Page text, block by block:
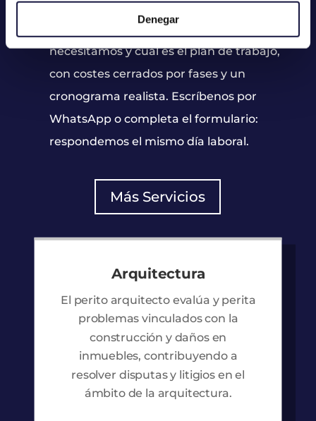
Denegar
Te decimos con claridad si tu caso es
viable, qué documentación
necesitamos y cuál es el plan de trabajo,
con costes cerrados por fases y un
cronograma realista. Escríbenos por
WhatsApp o completa el formulario:
respondemos el mismo día laboral.
Más Servicios
Arquitectura
El perito arquitecto evalúa y perita
problemas vinculados con la
construcción y daños en
inmuebles, contribuyendo a
resolver disputas y litigios en el
ámbito de la arquitectura.